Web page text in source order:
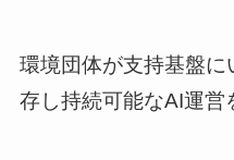
環境団体が支持基盤
存し持続可能なAI運営